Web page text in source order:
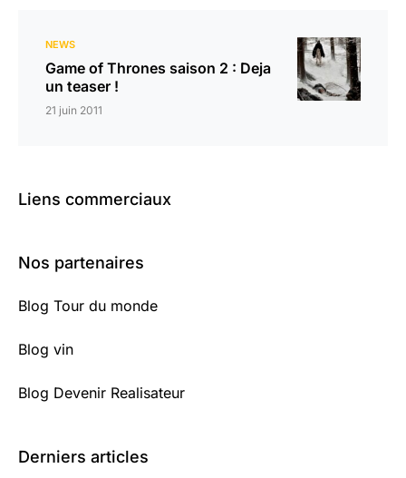
NEWS
Game of Thrones saison 2 : Deja
un teaser !
21 juin 2011
Liens commerciaux
Nos partenaires
Blog Tour du monde
Blog vin
Blog Devenir Realisateur
Derniers articles